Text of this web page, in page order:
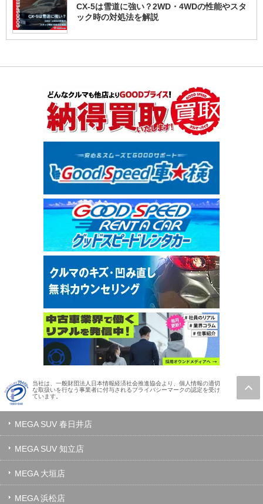
CX-5は雪道に強い？2WD・4WDの性能やスタ
ック時の対処法を解説
当社は、一般財団法人日本情報経済社会推進協会より、個人情報の適切
な取扱いを行なう事業者に付与されるプライバシーマークの認定を受け
ています。
MEGA SUV 春日井店
MEGA SUV 知立店
MEGA 大垣店
MEGA 浜松店